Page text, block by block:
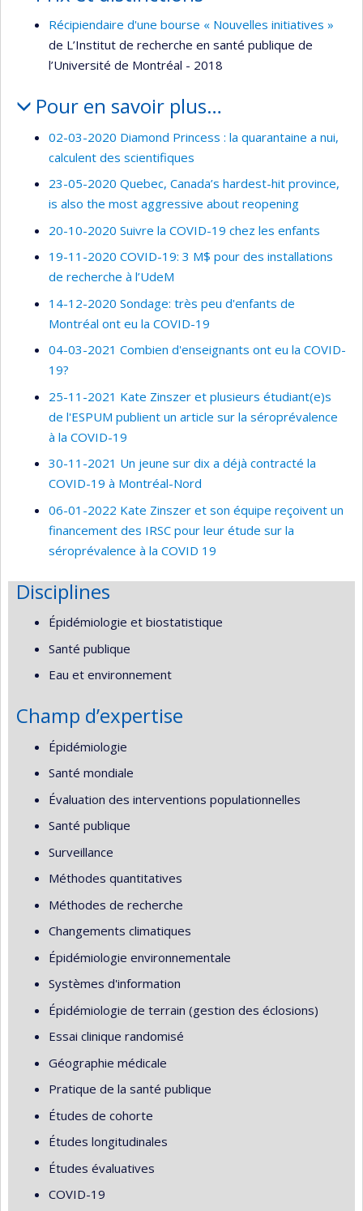
Récipiendaire d'une bourse « Nouvelles initiatives »
de L’Institut de recherche en santé publique de
l’Université de Montréal - 2018
Pour en savoir plus…
02-03-2020 Diamond Princess : la quarantaine a nui,
calculent des scientifiques
23-05-2020 Quebec, Canada’s hardest-hit province,
is also the most aggressive about reopening
20-10-2020 Suivre la COVID-19 chez les enfants
19-11-2020 COVID-19: 3 M$ pour des installations
de recherche à l’UdeM
14-12-2020 Sondage: très peu d'enfants de
Montréal ont eu la COVID-19
04-03-2021 Combien d'enseignants ont eu la COVID-
19?
25-11-2021 Kate Zinszer et plusieurs étudiant(e)s
de l'ESPUM publient un article sur la séroprévalence
à la COVID-19
30-11-2021 Un jeune sur dix a déjà contracté la
COVID-19 à Montréal-Nord
06-01-2022 Kate Zinszer et son équipe reçoivent un
financement des IRSC pour leur étude sur la
séroprévalence à la COVID 19
Disciplines
Épidémiologie et biostatistique
Santé publique
Eau et environnement
Champ d’expertise
Épidémiologie
Santé mondiale
Évaluation des interventions populationnelles
Santé publique
Surveillance
Méthodes quantitatives
Méthodes de recherche
Changements climatiques
Épidémiologie environnementale
Systèmes d'information
Épidémiologie de terrain (gestion des éclosions)
Essai clinique randomisé
Géographie médicale
Pratique de la santé publique
Études de cohorte
Études longitudinales
Études évaluatives
COVID-19